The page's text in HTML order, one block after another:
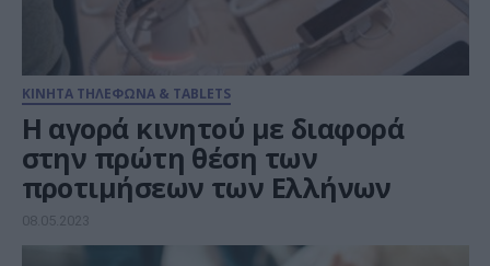
ΚΙΝΗΤΑ ΤΗΛΕΦΩΝΑ & TABLETS
H αγορά κινητού με διαφορά
στην πρώτη θέση των
προτιμήσεων των Ελλήνων
08.05.2023